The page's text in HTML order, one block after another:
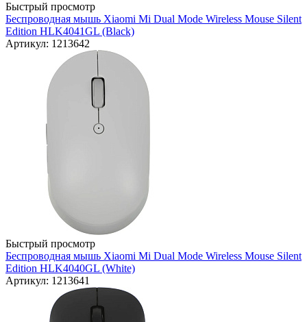
Быстрый просмотр
Беспроводная мышь Xiaomi Mi Dual Mode Wireless Mouse Silent
Edition HLK4041GL (Black)
Артикул: 1213642
Быстрый просмотр
Беспроводная мышь Xiaomi Mi Dual Mode Wireless Mouse Silent
Edition HLK4040GL (White)
Артикул: 1213641